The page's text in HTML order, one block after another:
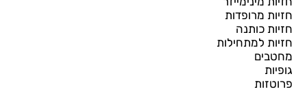
חזיות מרופדות
חזיות כותנה
חזיות למתחילות
מחטבים
גופיות
פרוטזות